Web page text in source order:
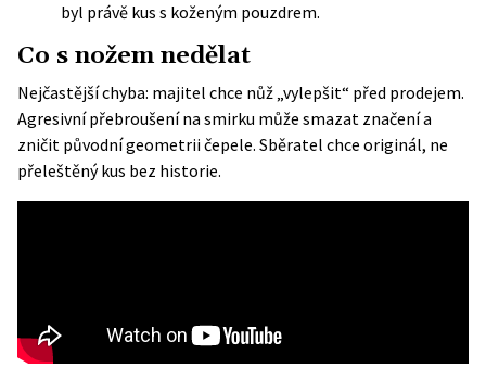
byl právě kus s koženým pouzdrem.
Co s nožem nedělat
Nejčastější chyba: majitel chce nůž „vylepšit“ před prodejem.
Agresivní přebroušení na smirku může smazat značení a
zničit původní geometrii čepele. Sběratel chce originál, ne
přeleštěný kus bez historie.